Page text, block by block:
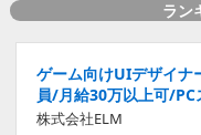
ラン
ゲーム向けUIデザイナ
員/月給30万以上可/
株式会社ELM